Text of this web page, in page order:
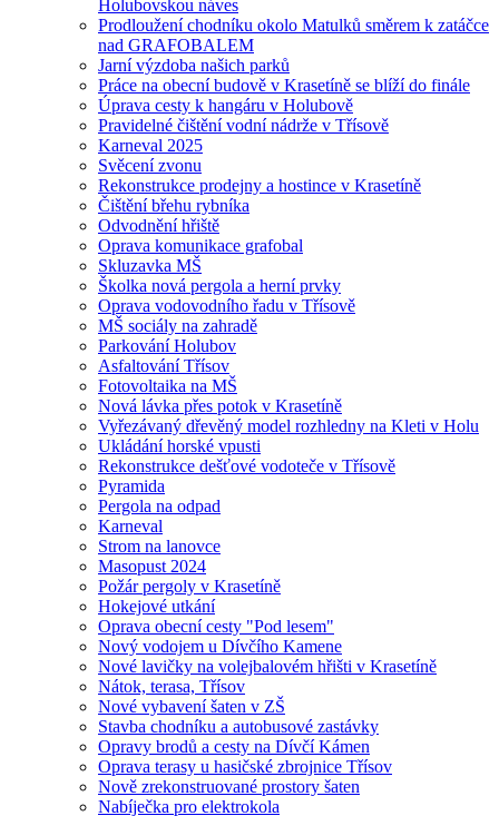
Holubovskou náves
Prodloužení chodníku okolo Matulků směrem k zatáčce
nad GRAFOBALEM
Jarní výzdoba našich parků
Práce na obecní budově v Krasetíně se blíží do finále
Úprava cesty k hangáru v Holubově
Pravidelné čištění vodní nádrže v Třísově
Karneval 2025
Svěcení zvonu
Rekonstrukce prodejny a hostince v Krasetíně
Čištění břehu rybníka
Odvodnění hřiště
Oprava komunikace grafobal
Skluzavka MŠ
Školka nová pergola a herní prvky
Oprava vodovodního řadu v Třísově
MŠ sociály na zahradě
Parkování Holubov
Asfaltování Třísov
Fotovoltaika na MŠ
Nová lávka přes potok v Krasetíně
Vyřezávaný dřevěný model rozhledny na Kleti v Holu
Ukládání horské vpusti
Rekonstrukce dešťové vodoteče v Třísově
Pyramida
Pergola na odpad
Karneval
Strom na lanovce
Masopust 2024
Požár pergoly v Krasetíně
Hokejové utkání
Oprava obecní cesty "Pod lesem"
Nový vodojem u Dívčího Kamene
Nové lavičky na volejbalovém hřišti v Krasetíně
Nátok, terasa, Třísov
Nové vybavení šaten v ZŠ
Stavba chodníku a autobusové zastávky
Opravy brodů a cesty na Dívčí Kámen
Oprava terasy u hasičské zbrojnice Třísov
Nově zrekonstruované prostory šaten
Nabíječka pro elektrokola